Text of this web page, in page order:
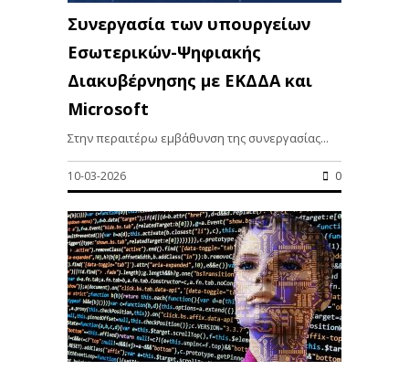
Συνεργασία των υπουργείων
Εσωτερικών-Ψηφιακής
Διακυβέρνησης με ΕΚΔΔΑ και
Microsoft
Στην περαιτέρω εμβάθυνση της συνεργασίας...
10-03-2026 0